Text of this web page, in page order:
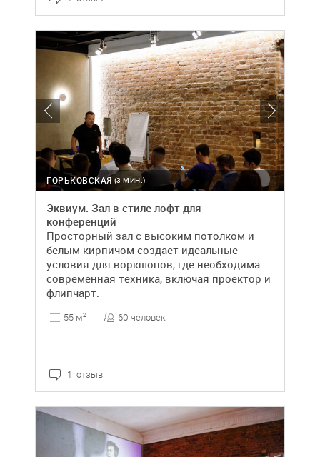
(3 МИН.)
ГОРЬКОВСКАЯ
Эквиум. Зал в стиле лофт для
конференций
Просторный зал с высоким потолком и
белым кирпичом создает идеальные
условия для воркшопов, где необходима
современная техника, включая проектор и
флипчарт.
55 м2 60 человек
1 отзыв